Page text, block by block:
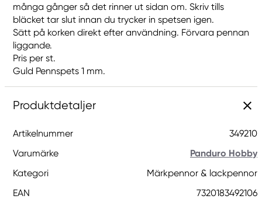
många gånger så det rinner ut sidan om. Skriv tills
bläcket tar slut innan du trycker in spetsen igen.
Sätt på korken direkt efter användning. Förvara pennan
liggande.
Pris per st.
Guld Pennspets 1 mm.
Produktdetaljer
Artikelnummer
349210
Varumärke
Panduro Hobby
Kategori
Märkpennor & lackpennor
EAN
7320183492106